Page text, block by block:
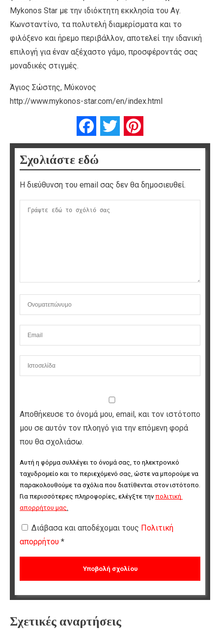
Mykonos Star με την ιδιόκτητη εκκλησία του Αγ.
Κωνσταντίνο, τα πολυτελή διαμερίσματα και το
φιλόξενο και ήρεμο περιβάλλον, αποτελεί την ιδανική
επιλογή για έναν αξέχαστο γάμο, προσφέροντάς σας
μοναδικές στιγμές.
Άγιος Σώστης, Μύκονος
http://www.mykonos-star.com/en/index.html
FacebookTwitter
Σχολιάστε εδώ
Η διεύθυνση του email σας δεν θα δημοσιευθεί.
Αποθήκευσε το όνομά μου, email, και τον ιστότοπο
μου σε αυτόν τον πλοηγό για την επόμενη φορά
που θα σχολιάσω.
Αυτή η φόρμα συλλέγει το όνομά σας, το ηλεκτρονικό
ταχυδρομείο και το περιεχόμενό σας, ώστε να μπορούμε να
παρακολουθούμε τα σχόλια που διατίθενται στον ιστότοπο.
Για περισσότερες πληροφορίες, ελέγξτε την πολιτική
απορρήτου μας
Διάβασα και αποδέχομαι τους Πολιτική
απορρήτου *
Σχετικές αναρτήσεις